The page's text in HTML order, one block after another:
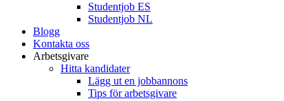
Studentjob ES
Studentjob NL
Blogg
Kontakta oss
Arbetsgivare
Hitta kandidater
Lägg ut en jobbannons
Tips för arbetsgivare